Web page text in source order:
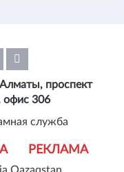
РЕКЛАМА
проспект
306
служба